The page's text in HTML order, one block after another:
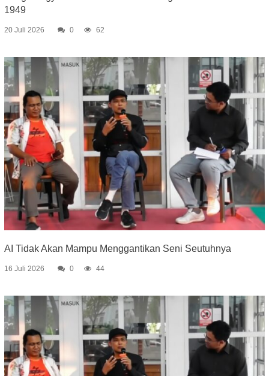
1949
20 Juli 2026 0 62
AI Tidak Akan Mampu Menggantikan Seni Seutuhnya
16 Juli 2026 0 44